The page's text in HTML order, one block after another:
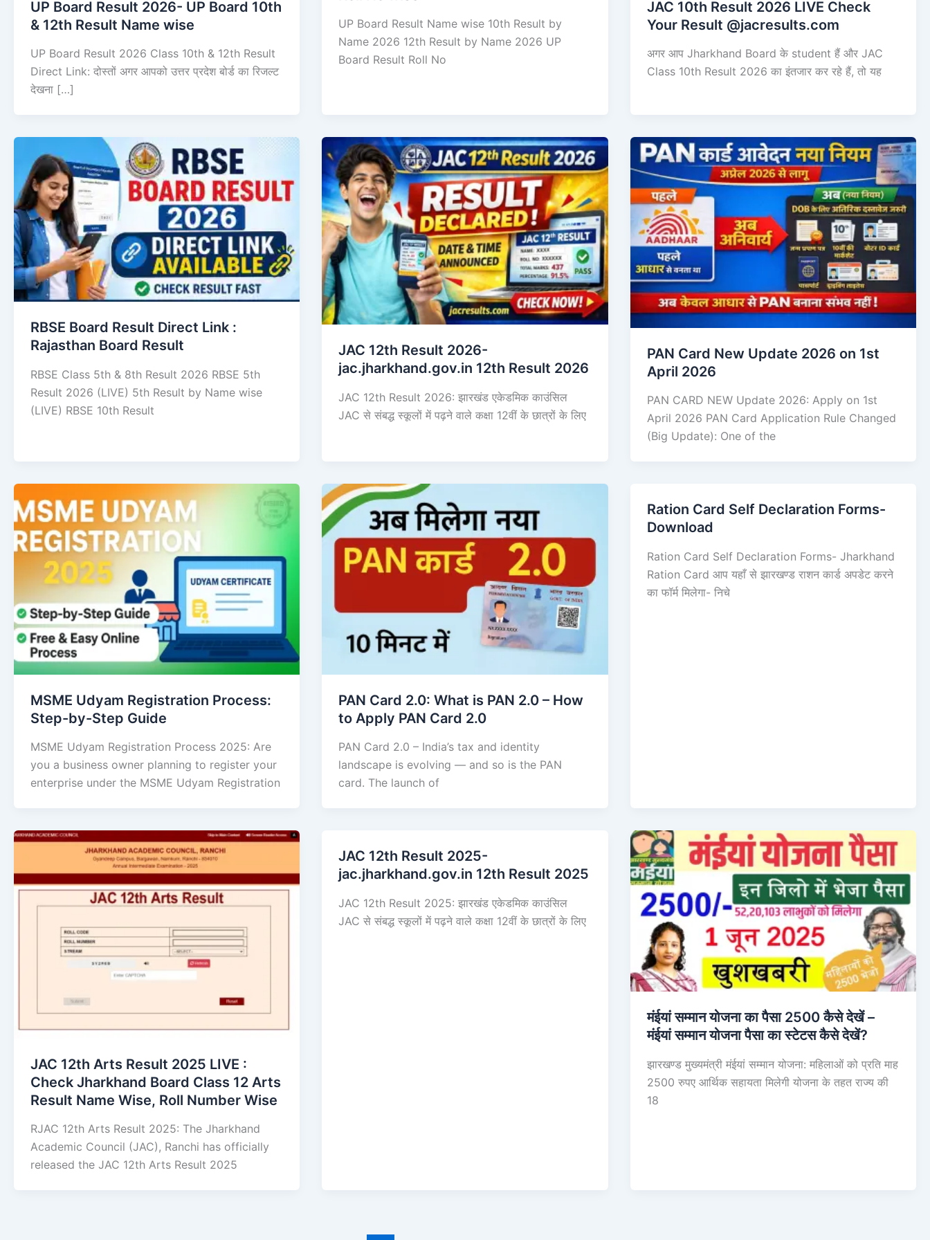
UP Board Result 2026- UP Board 10th
& 12th Result Name wise
UP Board Result 2026 Class 10th & 12th Result
Direct Link: दोस्तों अगर आपको उत्तर प्रदेश बोर्ड का रिजल्ट
देखना […]
UP Board Result Name wise 10th Result by
Name 2026 12th Result by Name 2026 UP
Board Result Roll No
JAC 10th Result 2026 LIVE Check
Your Result @jacresults.com
अगर आप Jharkhand Board के student हैं और JAC
Class 10th Result 2026 का इंतजार कर रहे हैं, तो यह
RBSE Board Result Direct Link : ​
Rajasthan Board Result
RBSE Class 5th & 8th Result 2026 RBSE 5th
Result 2026 (LIVE) 5th Result by Name wise
(LIVE) RBSE 10th Result
JAC 12th Result 2026-
jac.jharkhand.gov.in 12th Result 2026
JAC 12th Result 2026: झारखंड एकेडमिक काउंसिल
JAC से संबद्ध स्कूलों में पढ़ने वाले कक्षा 12वीं के छात्रों के लिए
PAN Card New Update 2026 on 1st
April 2026
PAN CARD NEW Update 2026: Apply on 1st
April 2026 PAN Card Application Rule Changed
(Big Update): One of the
MSME Udyam Registration Process:
Step-by-Step Guide
MSME Udyam Registration Process 2025: Are
you a business owner planning to register your
enterprise under the MSME Udyam Registration
PAN Card 2.0: What is PAN 2.0 – How
to Apply PAN Card 2.0
PAN Card 2.0 – India’s tax and identity
landscape is evolving — and so is the PAN
card. The launch of
Ration Card Self Declaration Forms-
Download
Ration Card Self Declaration Forms- Jharkhand
Ration Card आप यहाँ से झारखण्ड राशन कार्ड अपडेट करने
का फॉर्म मिलेगा- निचे
JAC 12th Arts Result 2025 LIVE :
Check Jharkhand Board Class 12 Arts
Result Name Wise, Roll Number Wise
RJAC 12th Arts Result 2025: The Jharkhand
Academic Council (JAC), Ranchi has officially
released the JAC 12th Arts Result 2025
JAC 12th Result 2025-
jac.jharkhand.gov.in 12th Result 2025
JAC 12th Result 2025: झारखंड एकेडमिक काउंसिल
JAC से संबद्ध स्कूलों में पढ़ने वाले कक्षा 12वीं के छात्रों के लिए
मंईयां सम्मान योजना का पैसा 2500 कैसे देखें –
मंईयां सम्मान योजना पैसा का स्टेटस कैसे देखें?
झारखण्ड मुख्यमंत्री मंईयां सम्मान योजना: महिलाओं को प्रति माह
2500 रुपए आर्थिक सहायता मिलेगी योजना के तहत राज्य की
18